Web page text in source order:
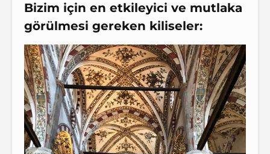
Bizim için en etkileyici ve mutlaka
görülmesi gereken kiliseler: